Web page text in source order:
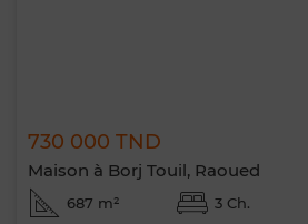
730 000 TND
Maison à Borj Touil, Raoued
687 m² 3 Ch.